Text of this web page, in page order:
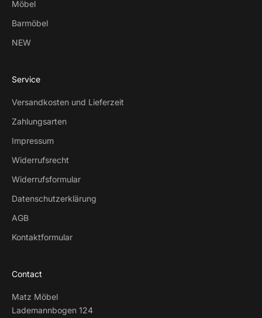
Möbel
Barmöbel
NEW
Service
Versandkosten und Lieferzeit
Zahlungsarten
Impressum
Widerrufsrecht
Widerrufsformular
Datenschutzerklärung
AGB
Kontaktformular
Contact
Matz Möbel
Lademannbogen 124